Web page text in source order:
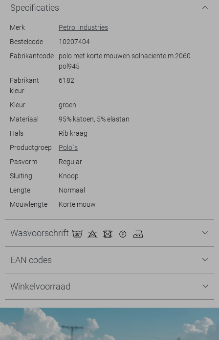
knoopsluiting het ontwerp verfijnt.
Deze Petrol Industries polo is ideaal voor informele gelegenheden of
een ontspannen dag op kantoor. Combineer het makkelijk met een
voor een iets gekledere uitstraling. Of je nu een lunchafspraak hebt of
een dag doorbrengt in de stad, deze polo verzekert je van een stijlvolle
verschijning. Met zijn kenmerkende subtiele logodetail op de borst,
voeg je met deze polo een vleugje finesse toe aan je dagelijkse outfit.
Specificaties
Merk
Petrol industries
Bestelcode
10207404
Fabrikantcode
polo met korte mouwen solnaciente m 2060
pol945
Fabrikant
kleur
6182
Kleur
groen
Materiaal
95% katoen, 5% elastan
Hals
Rib kraag
Productgroep
Polo`s
Pasvorm
Regular
Sluiting
Knoop
Lengte
Normaal
Mouwlengte
Korte mouw
Wasvoorschrift
EAN codes
Winkelvoorraad